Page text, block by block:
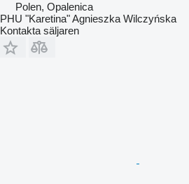
Polen, Opalenica
PHU "Karetina" Agnieszka Wilczyńska
Kontakta säljaren